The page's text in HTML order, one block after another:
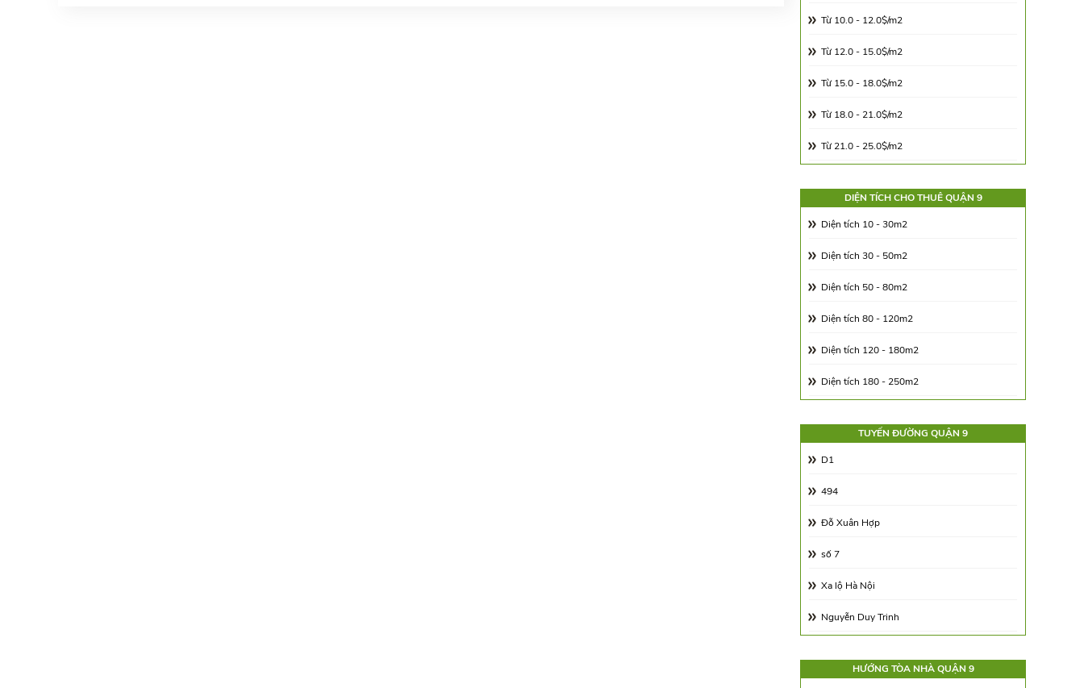
Từ 10.0 - 12.0$/m2
Từ 12.0 - 15.0$/m2
Từ 15.0 - 18.0$/m2
Từ 18.0 - 21.0$/m2
Từ 21.0 - 25.0$/m2
Từ 30.0 - 65.0$/m2
DIỆN TÍCH CHO THUÊ QUẬN 9
Diện tích 10 - 30m2
Diện tích 30 - 50m2
Diện tích 50 - 80m2
Diện tích 80 - 120m2
Diện tích 120 - 180m2
Diện tích 180 - 250m2
Diện tích 350 - 500m2
TUYẾN ĐƯỜNG QUẬN 9
D1
494
Đỗ Xuân Hợp
số 7
Xa lộ Hà Nội
Nguyễn Duy Trinh
Tú Xương
HƯỚNG TÒA NHÀ QUẬN 9